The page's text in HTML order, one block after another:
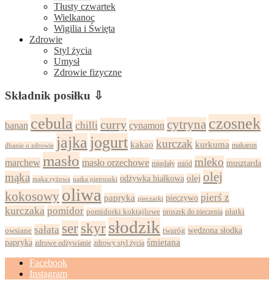
Tłusty czwartek
Wielkanoc
Wigilia i Święta
Zdrowie
Styl życia
Umysł
Zdrowie fizyczne
Składnik posiłku ⇩
banan cebula chilli curry cynamon cytryna czosnek
dbanie o zdrowie jajka jogurt kakao kurczak kurkuma makaron
marchew masło masło orzechowe migdały miód mleko musztarda
mąka mąka ryżowa natka pietruszki odżywka białkowa olej olej
kokosowy oliwa papryka pieczarki pieczywo pierś z
kurczaka pomidor pomidorki koktajlowe proszek do pieczenia płatki
owsiane sałata ser skyr słodzik twaróg wędzona słodka
papryka zdrowe odżywianie zdrowy styl życia śmietana
Facebook
Instagram